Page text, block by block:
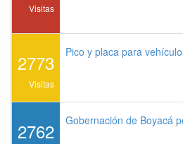
Visitas
2773
Visitas
Pico y placa para
2762 Gobernación de Boyacá